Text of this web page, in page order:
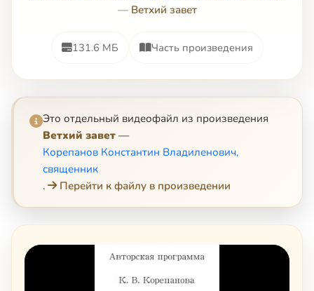
— Ветхий завет
131.6 МБ Часть произведения
Это отдельный видеофайл из произведения
Ветхий завет —
Корепанов Константин Владиленович,
священник
.
Перейти к файлу в произведении